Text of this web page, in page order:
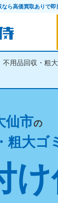
なら高価買取ありで
不用品回収・粗
仙市の
粗大ゴ